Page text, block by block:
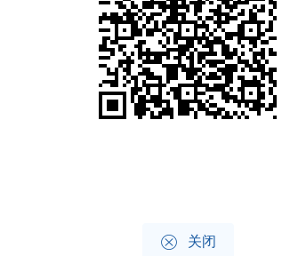
 关闭